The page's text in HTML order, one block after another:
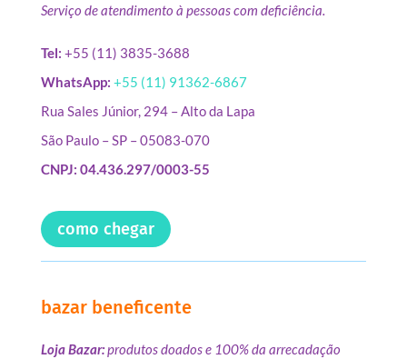
Serviço de atendimento à pessoas com deficiência.
Tel: +55 (11) 3835-3688
WhatsApp: +55 (11) 91362-6867
Rua Sales Júnior, 294 – Alto da Lapa
São Paulo – SP – 05083-070
CNPJ: 04.436.297/0003-55
como chegar
bazar beneficente
Loja Bazar:produtos doados e 100% da arrecadação